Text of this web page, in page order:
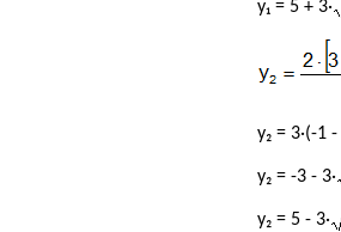
y₁ = 5 + 3·
y₂ = 3·(-1 -
y₂ = -3 - 3·
y₂ = 5 - 3·